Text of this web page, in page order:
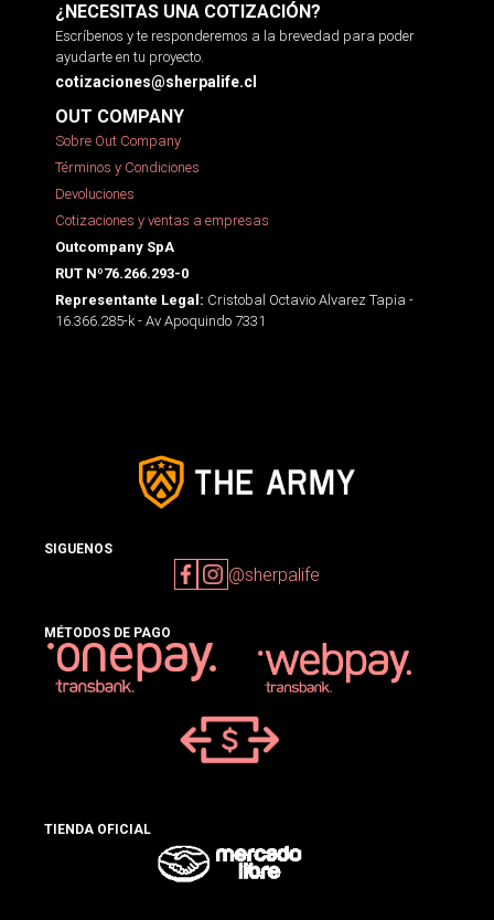
¿NECESITAS UNA COTIZACIÓN?
Escríbenos y te responderemos a la brevedad para poder
ayudarte en tu proyecto.
cotizaciones@sherpalife.cl
OUT COMPANY
Sobre Out Company
Términos y Condiciones
Devoluciones
Cotizaciones y ventas a empresas
Outcompany SpA
RUT Nº76.266.293-0
Representante Legal: Cristobal Octavio Alvarez Tapia -
16.366.285-k - Av Apoquindo 7331
SIGUENOS
@sherpalife
MÉTODOS DE PAGO
TIENDA OFICIAL